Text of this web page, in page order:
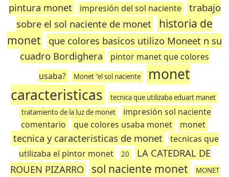
pintura monet
impresión del sol naciente
trabajo
sobre el sol naciente de monet
historia de
monet
que colores basicos utilizo Moneet n su
cuadro Bordighera
pintor manet que colores
usaba?
Monet "el sol naciente
monet
caracteristicas
tecnica que utilizaba eduart manet
tratamiento de la luz de monet
impresión sol naciente
comentario
que colores usaba monet monet
tecnica y caracteristicas de monet
tecnicas que
utilizaba el pintor monet
20
LA CATEDRAL DE
ROUEN PIZARRO
sol naciente monet
MONET